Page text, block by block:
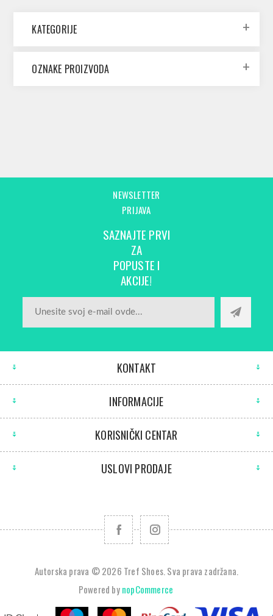
KATEGORIJE
OZNAKE PROIZVODA
NEWSLETTER
PRIJAVA
SAZNAJTE PRVI
ZA
POPUSTE I
AKCIJE!
KONTAKT
INFORMACIJE
KORISNIČKI CENTAR
USLOVI PRODAJE
Autorska prava © 2026 Tref Shoes. Sva prava zadržana.
Powered bynopCommerce